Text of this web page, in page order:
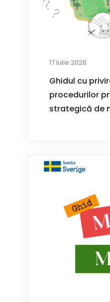
17 Iulie 2026
Ghidul cu
procedurilor
strategică de